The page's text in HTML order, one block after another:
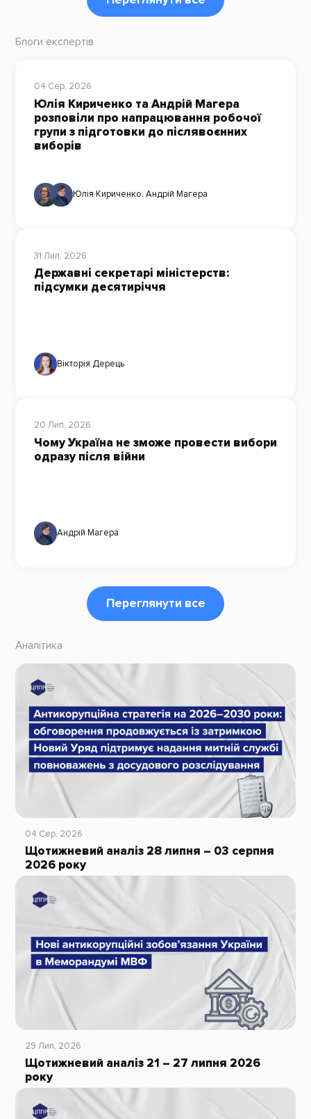
Блоги експертів
04 Сер, 2026
Юлія Кириченко та Андрій Магера
розповіли про напрацювання робочої
групи з підготовки до післявоєнних
виборів
Юлія Кириченко, Андрій Магера
31 Лип, 2026
Державні секретарі міністерств:
підсумки десятиріччя
Вікторія Дерець
20 Лип, 2026
Чому Україна не зможе провести вибори
одразу після війни
Андрій Магера
Переглянути все
Аналітика
04 Сер, 2026
Щотижневий аналіз 28 липня – 03 серпня
2026 року
29 Лип, 2026
Щотижневий аналіз 21 – 27 липня 2026
року